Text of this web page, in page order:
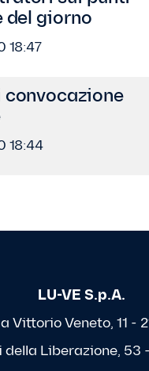
del giorno
18:47
convocazione
18:44
LU-VE S.p.A.
Vittorio Veneto, 11 -
Liberazione, 53